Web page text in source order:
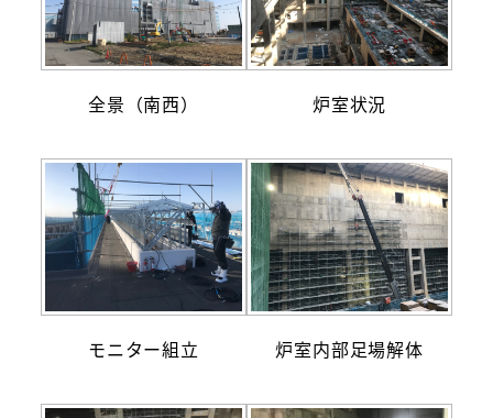
全景（南西） 炉室状況
モニター組立 炉室内部足場解体